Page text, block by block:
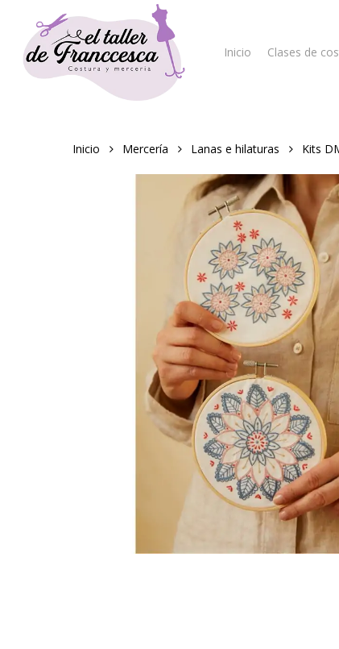
main
content
Hit enter to search or ESC to close
Inicio Clases de
Inicio Mercería Lanas e hilaturas Kits